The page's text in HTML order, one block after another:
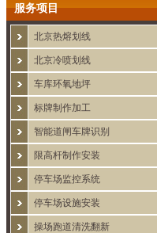
服务项目
北京热熔划线
北京冷喷划线
车库环氧地坪
标牌制作加工
智能道闸车牌识别
限高杆制作安装
停车场监控系统
停车场设施安装
操场跑道清洗翻新